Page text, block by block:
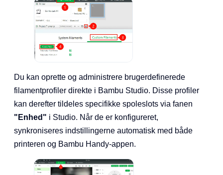
Du kan oprette og administrere brugerdefinerede
filamentprofiler direkte i Bambu Studio. Disse profiler
kan derefter tildeles specifikke spoleslots via fanen
"Enhed" i Studio. Når de er konfigureret,
synkroniseres indstillingerne automatisk med både
printeren og Bambu Handy-appen.